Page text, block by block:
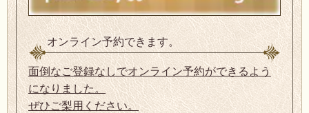
オンライン予約できます。
面倒なご登録なしでオンライン予約ができるよう
になりました。
ぜひご梨用ください。